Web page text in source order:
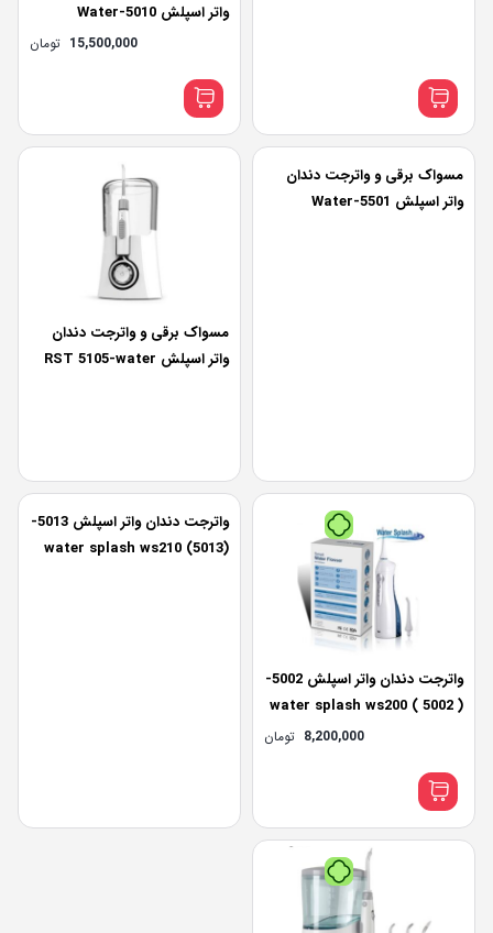
واتر اسپلش 5010-Water
Splash 5010 Water Jet And
15,500,000 تومان
مسواک برقی و واترجت دندان
واتر اسپلش 5501-Water
مسواک برقی و واترجت دندان
واتر اسپلش RST 5105-water
پرداخت اقساطی خرید قسطی با ترب‌پی بدون کارمزد بدون کارمزد
واترجت دندان واتر اسپلش 5002-
water splash ws200 ( 5002 )
electric toothbrush
8,200,000 تومان
واترجت دندان واتر اسپلش 5013-
water splash ws210 (5013)
پرداخت اقساطی خرید قسطی با ترب‌پی بدون کارمزد بدون کارمزد